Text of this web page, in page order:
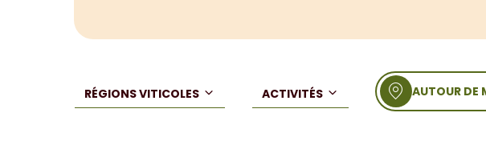
RÉGIONS VITICOLES ACTIVITÉS AUTOUR DE